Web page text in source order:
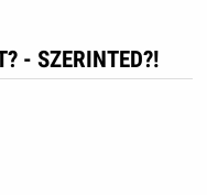
- SZERINTED?!